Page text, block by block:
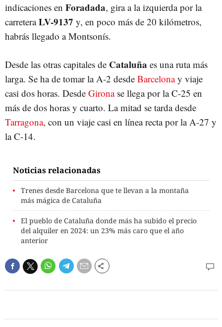
indicaciones en Foradada, gira a la izquierda por la
carreteraLV-9137 y, en poco más de 20 kilómetros,
habrás llegado a Montsonís.
Desde las otras capitales de Cataluña es una ruta más
larga. Se ha de tomar la A-2 desde Barcelonay viaje
casi dos horas. Desde Gironase llega por la C-25 en
más de dos horas y cuarto. La mitad se tarda desde
Tarragona, con un viaje casi en línea recta por la A-27 y
la C-14.
Noticias relacionadas
Trenes desde Barcelona que te llevan a la montaña
más mágica de Cataluña
El pueblo de Cataluña donde más ha subido el precio
del alquiler en 2024: un 23% más caro que el año
anterior